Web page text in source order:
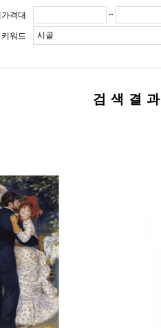
격대 ~
워드
검 색 결 과